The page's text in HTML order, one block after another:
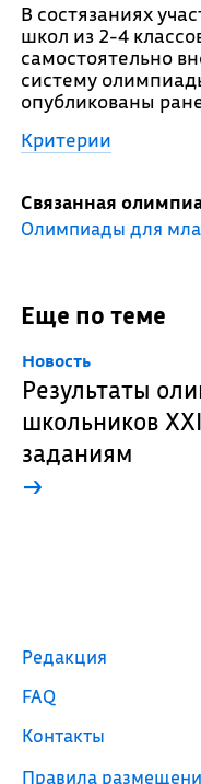
В состязаниях
школ из 2-4
самостоятельно
систему
опубликованы
Критерии
Связанная
Олимпиады для
Еще по теме
Новость
Результаты
школьников
заданиям
→
Редакция
FAQ
Контакты
Правила